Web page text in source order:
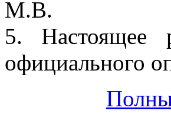
М.В.
5. Настоящее
официального